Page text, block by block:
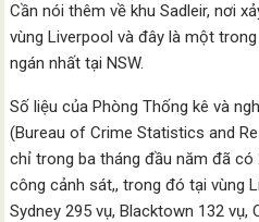
Cần nói thêm về khu Sadleir, nơi
vùng Liverpool và đây là một
ngán nhất tại NSW.
Số liệu của Phòng Thống kê và
(Bureau of Crime Statistics and
chỉ trong ba tháng đầu năm đã
công cảnh sát,, trong đó tại vùng
Sydney 295 vụ, Blacktown 132 vụ,